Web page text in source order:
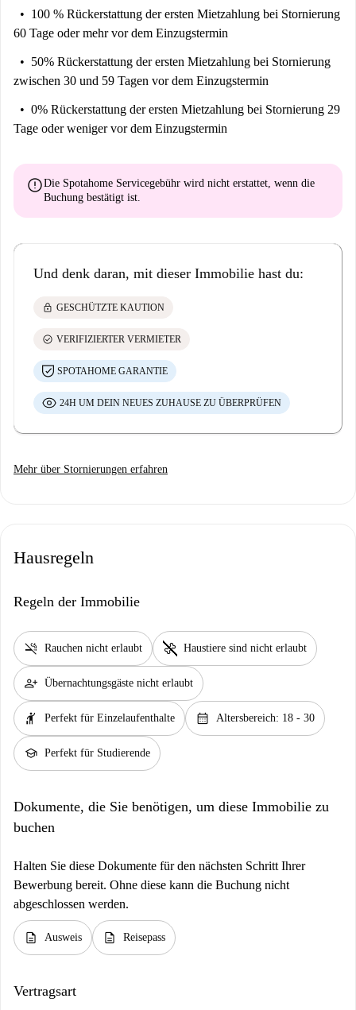
100 % Rückerstattung der ersten Mietzahlung bei Stornierung
60 Tage oder mehr vor dem Einzugstermin
50% Rückerstattung der ersten Mietzahlung bei Stornierung
zwischen 30 und 59 Tagen vor dem Einzugstermin
0% Rückerstattung der ersten Mietzahlung bei Stornierung 29
Tage oder weniger vor dem Einzugstermin
errorDie Spotahome Servicegebühr wird nicht erstattet , wenn die
Buchung bestätigt ist.
Und denk daran, mit dieser Immobilie hast du:
lock GESCHÜTZTE KAUTION
check_circle VERIFIZIERTER VERMIETER
SPOTAHOME GARANTIE
24H UM DEIN NEUES ZUHAUSE ZU ÜBERPRÜFEN
Mehr über Stornierungen erfahren
Hausregeln
Regeln der Immobilie
smoke_free Rauchen nicht erlaubt pet_supplies Haustiere sind nicht erlaubt
person_add Übernachtungsgäste nicht erlaubt
hail Perfekt für Einzelaufenthalte calendar_month Altersbereich: 18 - 30
school Perfekt für Studierende
Dokumente, die Sie benötigen, um diese Immobilie zu
buchen
Halten Sie diese Dokumente für den nächsten Schritt Ihrer
Bewerbung bereit. Ohne diese kann die Buchung nicht
abgeschlossen werden.
description Ausweis description Reisepass
Vertragsart